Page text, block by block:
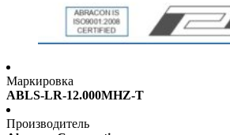
Маркировка
ABLS-LR-12.000MHZ-T
Производитель